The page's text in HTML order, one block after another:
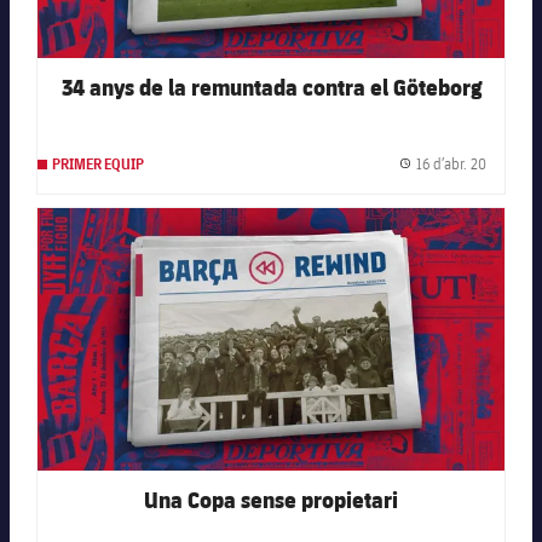
34 anys de la remuntada contra el Göteborg
PRIMER EQUIP Data de
16 d’abr. 20
FC Barcelona club badge
Una Copa sense propietari